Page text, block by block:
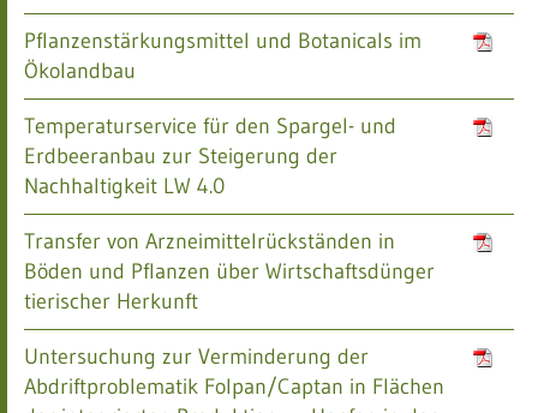
Pflanzenstärkungsmittel und Botanicals im
Ökolandbau
Temperaturservice für den Spargel- und
Erdbeeranbau zur Steigerung der
Nachhaltigkeit LW 4.0
Transfer von Arzneimittelrückständen in
Böden und Pflanzen über Wirtschaftsdünger
tierischer Herkunft
Untersuchung zur Verminderung der
Abdriftproblematik Folpan/Captan in Flächen